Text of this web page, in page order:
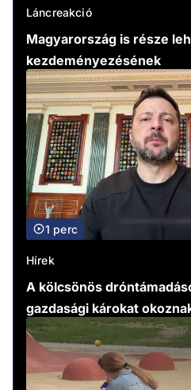
Láncreakció
Magyarország is része
kezdeményezésének
1 perc
Hírek
A kölcsönös
gazdasági károkat